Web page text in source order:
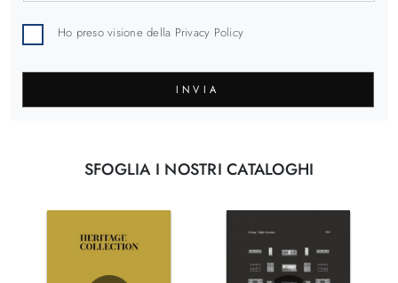
Ho preso visione della Privacy Policy
INVIA
SFOGLIA I NOSTRI CATALOGHI